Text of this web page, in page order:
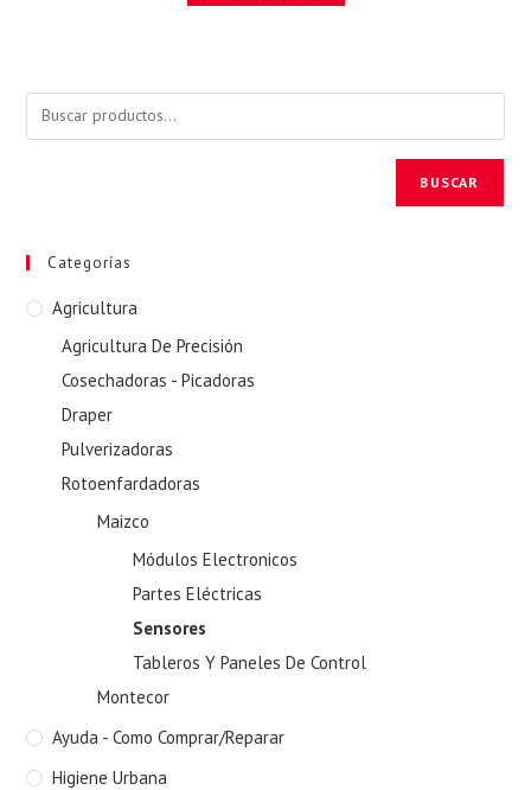
BUSCAR
Categorías
Agricultura
Agricultura De Precisión
Cosechadoras - Picadoras
Draper
Pulverizadoras
Rotoenfardadoras
Maizco
Módulos Electronicos
Partes Eléctricas
Sensores
Tableros Y Paneles De Control
Montecor
Ayuda - Como Comprar/Reparar
Higiene Urbana